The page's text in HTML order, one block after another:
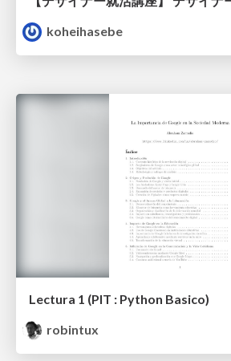
koheihasebe
Lectura 1 (PIT : Python Basico)
robintux